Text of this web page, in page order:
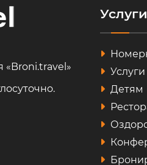
«Broni.travel»
Услуги
Услуги
Детям